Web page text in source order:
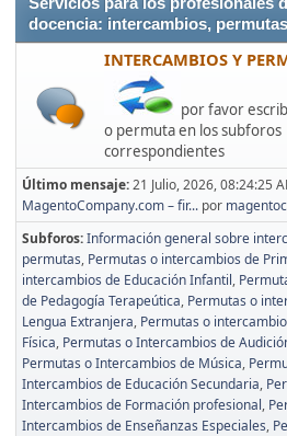
docencia: intercambios,
INTERCAMBIOS Y
por favor
o permuta en los subforos
correspondientes
Último mensaje:21 Julio, 2026, 08:24:25
MagentoCompany.com – fir... por
Subforos Información general sobre
permutas Permutas o intercambios de
intercambios de Educación Infantil
de Pedagogía Terapeútica Permutas o
Lengua Extranjera Permutas o
Física Permutas o Intercambios de
Permutas o Intercambios de Música
Intercambios de Educación Secundaria
Intercambios de Formación profesional
Intercambios de Enseñanzas Especiales